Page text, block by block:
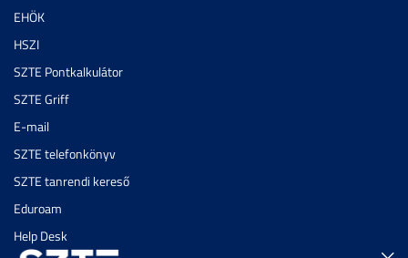
EHÖK
HSZI
SZTE Pontkalkulátor
SZTE Griff
E-mail
SZTE telefonkönyv
SZTE tanrendi kereső
Eduroam
Help Desk